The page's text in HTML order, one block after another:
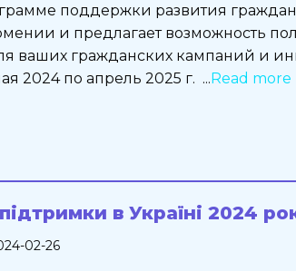
поддержки развития
и предлагает возможность
ваших гражданских кампаний и
2024 по апрель 2025 г. ...Read more
в Україні 2024
02-26